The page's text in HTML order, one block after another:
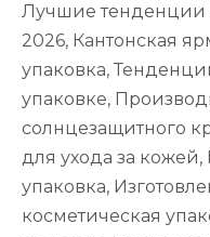
Лучшие тенденции
2026, Кантонская
упаковка,
упаковке,
солнцезащитного
для ухода за кожей,
упаковка,
косметическая